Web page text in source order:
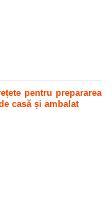
pentru prepararea
casă și ambalat